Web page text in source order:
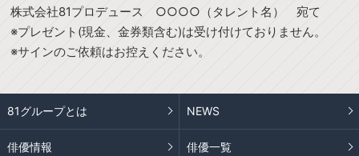
株式会社81プロデュース ○○○○（タレント名） 宛て
※プレゼント(現金、金券類含む)は受け付けておりません。
※サインのご依頼はお控えください。
81グループとは NEWS
俳優情報 俳優一覧